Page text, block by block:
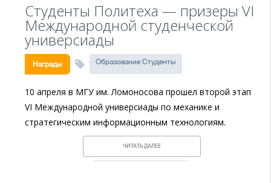
Студенты Политеха — призеры VI
Международной студенческой
универсиады
Награды Образование Студенты
10 апреля в МГУ им. Ломоносова прошел второй этап
VI Международной универсиады по механике и
стратегическим информационным технологиям.
ЧИТАТЬ ДАЛЕЕ